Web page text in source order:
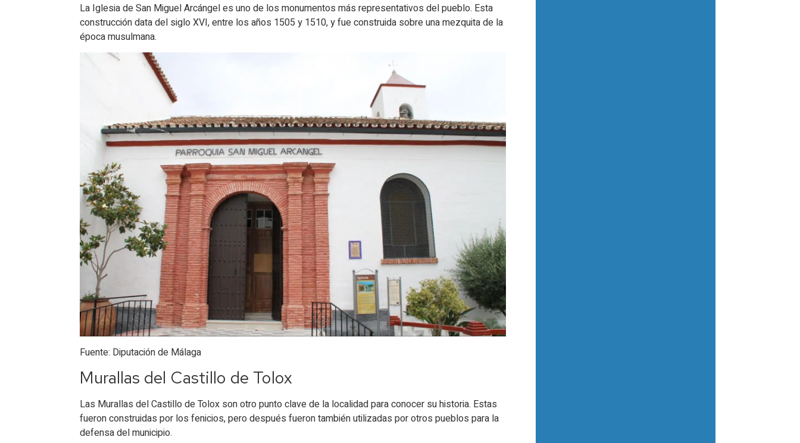
La Iglesia de San Miguel Arcángel es uno de los monumentos más representativos del pueblo. Esta
construcción data del siglo XVI, entre los años 1505 y 1510, y fue construida sobre una mezquita de la
época musulmana.
Fuente: Diputación de Málaga
Murallas del Castillo de Tolox
Las Murallas del Castillo de Tolox son otro punto clave de la localidad para conocer su historia. Estas
fueron construidas por los fenicios, pero después fueron también utilizadas por otros pueblos para la
defensa del municipio.